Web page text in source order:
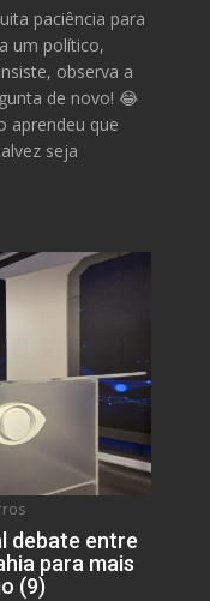
paciência para
um político,
observa a
de novo! 😂
aprendeu que
seja
debate entre
para mais
(9)